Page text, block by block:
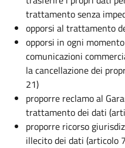
trattamento senza
opporsi al trattamento
opporsi in ogni
comunicazioni
la cancellazione dei
21)
proporre reclamo al
trattamento dei dati
proporre ricorso
illecito dei dati (articolo